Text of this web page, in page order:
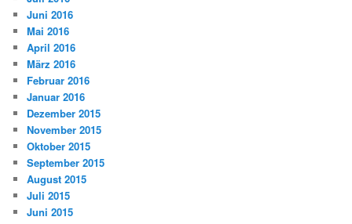
Juni 2016
Mai 2016
April 2016
März 2016
Februar 2016
Januar 2016
Dezember 2015
November 2015
Oktober 2015
September 2015
August 2015
Juli 2015
Juni 2015